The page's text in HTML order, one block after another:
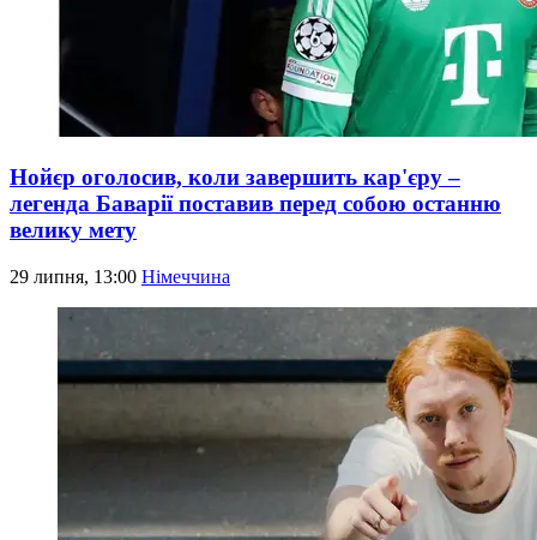
Нойєр оголосив, коли завершить кар'єру –
легенда Баварії поставив перед собою останню
велику мету
29 липня, 13:00 Німеччина